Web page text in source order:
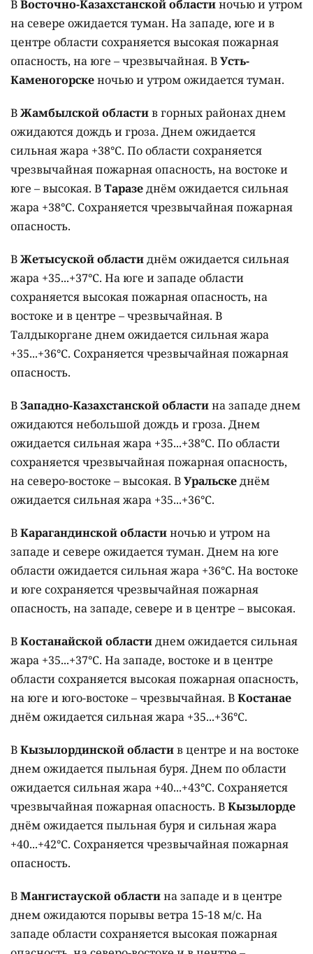
ВВосточно-Казахстанской областиночью и утром
на севере ожидается туман. На западе, юге и в
центре области сохраняется высокая пожарная
опасность, на юге – чрезвычайная. ВУсть-
Каменогорскеночью и утром ожидается туман.
ВЖамбылской областив горных районах днем
ожидаются дождь и гроза. Днем ожидается
сильная жара +38°C. По области сохраняется
чрезвычайная пожарная опасность, на востоке и
юге – высокая. ВТаразеднём ожидается сильная
жара +38°C. Сохраняется чрезвычайная пожарная
опасность.
ВЖетысуской областиднём ожидается сильная
жара +35...+37°C. На юге и западе области
сохраняется высокая пожарная опасность, на
востоке и в центре – чрезвычайная. В
Талдыкоргане днем ожидается сильная жара
+35...+36°C. Сохраняется чрезвычайная пожарная
опасность.
ВЗападно-Казахстанской областина западе днем
ожидаются небольшой дождь и гроза. Днем
ожидается сильная жара +35...+38°C. По области
сохраняется чрезвычайная пожарная опасность,
на северо-востоке – высокая. ВУральскеднём
ожидается сильная жара +35...+36°C.
ВКарагандинской областиночью и утром на
западе и севере ожидается туман. Днем на юге
области ожидается сильная жара +36°C. На востоке
и юге сохраняется чрезвычайная пожарная
опасность, на западе, севере и в центре – высокая.
ВКостанайской областиднем ожидается сильная
жара +35...+37°C. На западе, востоке и в центре
области сохраняется высокая пожарная опасность,
на юге и юго-востоке – чрезвычайная. ВКостанае
днём ожидается сильная жара +35...+36°C.
ВКызылординской областив центре и на востоке
днем ожидается пыльная буря. Днем по области
ожидается сильная жара +40...+43°C. Сохраняется
чрезвычайная пожарная опасность. ВКызылорде
днём ожидается пыльная буря и сильная жара
+40...+42°C. Сохраняется чрезвычайная пожарная
опасность.
ВМангистауской областина западе и в центре
днем ожидаются порывы ветра 15-18 м/с. На
западе области сохраняется высокая пожарная